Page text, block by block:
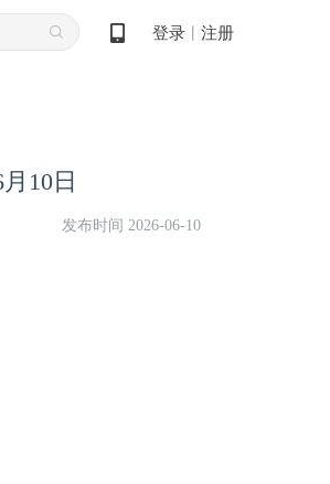
登录 注册
10日
发布时间 2026-06-10